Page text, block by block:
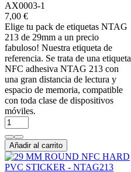
AX0003-1
7,00 €
Elige tu pack de etiquetas NTAG
213 de 29mm a un precio
fabuloso! Nuestra etiqueta de
referencia. Se trata de una etiqueta
NFC adhesiva NTAG 213 con
una gran distancia de lectura y
espacio de memoria, compatible
con toda clase de dispositivos
móviles.
Añadir al carrito